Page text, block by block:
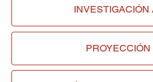
INVESTIGACIÓN
PROYECCIÓN